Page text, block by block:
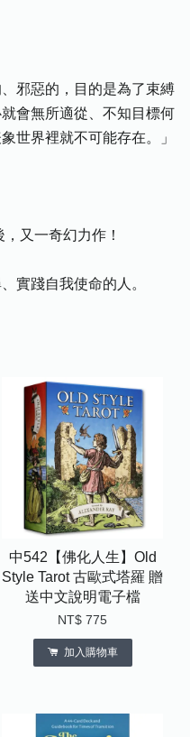
邪惡的，目的是為了束縛
會無所適從、不知目標何
世界裡就不可能存在。」
又一奇幻力作！
實踐自我使命的人。
中542【佛化人生】Old
Style Tarot 古歐式塔羅 贈
送中文說明電子檔
NT$ 775
加入購物車